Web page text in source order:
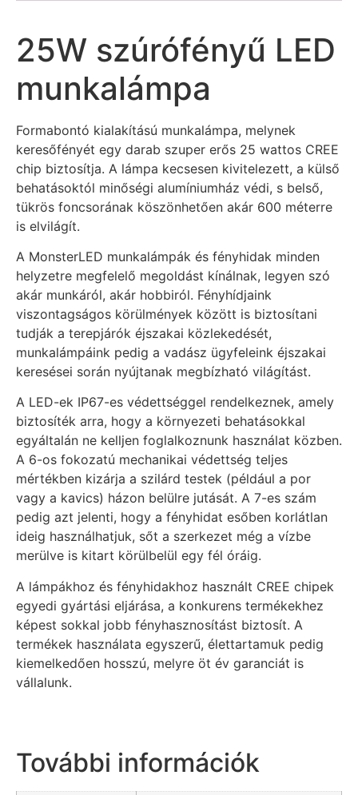
25W szúrófényű LED
munkalámpa
Formabontó kialakítású munkalámpa, melynek
keresőfényét egy darab szuper erős 25 wattos CREE
chip biztosítja. A lámpa kecsesen kivitelezett, a külső
behatásoktól minőségi alumíniumház védi, s belső,
tükrös foncsorának köszönhetően akár 600 méterre
is elvilágít.
A MonsterLED munkalámpák és fényhidak minden
helyzetre megfelelő megoldást kínálnak, legyen szó
akár munkáról, akár hobbiról. Fényhídjaink
viszontagságos körülmények között is biztosítani
tudják a terepjárók éjszakai közlekedését,
munkalámpáink pedig a vadász ügyfeleink éjszakai
keresései során nyújtanak megbízható világítást.
A LED-ek IP67-es védettséggel rendelkeznek, amely
biztosíték arra, hogy a környezeti behatásokkal
egyáltalán ne kelljen foglalkoznunk használat közben.
A 6-os fokozatú mechanikai védettség teljes
mértékben kizárja a szilárd testek (például a por
vagy a kavics) házon belülre jutását. A 7-es szám
pedig azt jelenti, hogy a fényhidat esőben korlátlan
ideig használhatjuk, sőt a szerkezet még a vízbe
merülve is kitart körülbelül egy fél óráig.
A lámpákhoz és fényhidakhoz használt CREE chipek
egyedi gyártási eljárása, a konkurens termékekhez
képest sokkal jobb fényhasznosítást biztosít. A
termékek használata egyszerű, élettartamuk pedig
kiemelkedően hosszú, melyre öt év garanciát is
vállalunk.
További információk
A terméket hozzá adtad a
kívánság listához